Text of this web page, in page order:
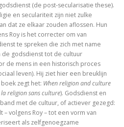
van het Nieuwe Testament
rijkdom
christendom
a Spin Doctor is Right
levensbeschouwelijke vakken.
(de post-secularisatie these).
en seculariteit zijn niet zulke
dat ze elkaar zouden aflossen. Hun
Roy is het correcter om van
te spreken die zich met name
godsdienst tot de cultuur
de mens in een historisch proces
leven). Hij ziet hier een breuklijn
zegt het: When religion and culture
religion sans culture). Godsdienst en
met de cultuur, of actiever gezegd:
volgens Roy – tot een vorm van
als zelfgenoegzame